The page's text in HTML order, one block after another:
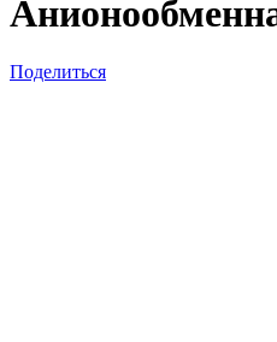
Поделиться